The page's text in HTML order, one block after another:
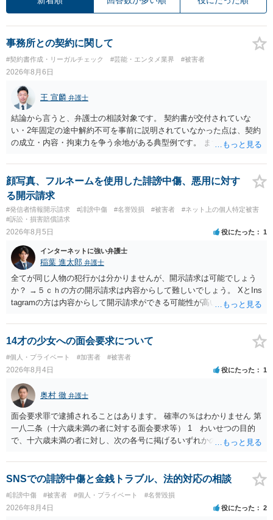
事務所との契約に関して
#契約書作成・リーガルチェック #芸能・エンタメ業界 #被害者
2026年8月6日
王 宣麟 弁護士
結論から言うと、弁護士の相談対象です。 契約書が交付されていな
い・2年固定の途中解約不可を事前に説明されていなかった点は、契約
の成立・内容・拘束力を争う余地がある典型例です。 まずは、運営と
みてはいかがでしょうか。 また同時並行で（もしまだされていないの
であれば）書面で退所意思の明確化はしておくべきだと考えます。
顔写真、フルネームを使用した誹謗中傷、悪用に対す
る開示請求
#発信者情報開示請求 #誹謗中傷 #名誉毀損 #被害者
#ネット上の個人特定被害
#訴訟・損害賠償請求
2026年8月5日 役にたった 1
インターネットに強い弁護士
稲葉 進太郎 弁護士
全てが同じ人物の犯行かは分かりませんが、開示請求は可能でしょう
か？ →５ｃｈの方の開示請求は内容からして難しいでしょう。 XとIns
tagramの方は内容からして開示請求ができる可能性が高いでしょう。
いでしょう。７月中にアカウントが削除されている場合、今から進め
ても失敗する可能性が高いように思われます。 相手を特定できた場
合、相手に全ての弁護士費用を負担させることは可能でしょうか？ →
訴訟外の交渉で相手方が認めれば負担させることができるでしょう。
訴訟で判決となった場合は、実際の弁護士費用が認められる場合と認
められない場合があり何ともいえないところでしょう。
14才の少女への面会要求について
#個人・プライベート #加害者 #被害者
2026年8月4日 役にたった 1
奥村 徹 弁護士
面会要求罪で逮捕されることはあります。 確率の％はわかりません 第
一八二条（十六歳未満の者に対する面会要求等） 1 わいせつの目的
で、十六歳未満の者に対し、次の各号に掲げるいずれかの行為をした
が生まれた日より五年以上前の日に生まれた者に限る。）は、一年以
下の拘禁刑又は五十万円以下の罰金に処する。 一 威迫し、偽計を用
い又は誘惑して面会を要求すること。 二 拒まれたにもかかわらず、
反復して面会を要求すること。 三 金銭その他の利益を供与し、又は
その申込み若しくは約束をして面会を要求すること。 2前項の罪を犯
SNSでの誹謗中傷と金銭トラブル、法的対応の相談
#誹謗中傷 #被害者 #個人・プライベート #名誉毀損
2026年8月4日 役にたった 2